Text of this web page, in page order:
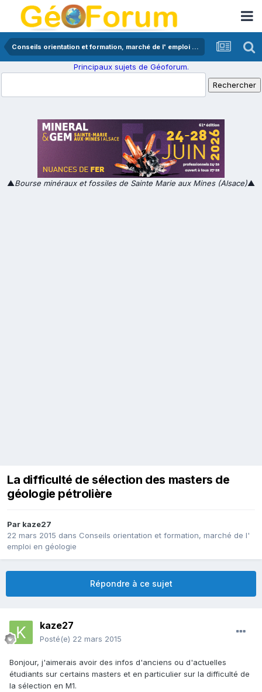
Conseils orientation et formation, marché de l' emploi en géologie
Principaux sujets de Géoforum.
▲Bourse minéraux et fossiles de Sainte Marie aux Mines (Alsace)▲
La difficulté de sélection des masters de
géologie pétrolière
Par kaze27
22 mars 2015 dans Conseils orientation et formation, marché de l'
emploi en géologie
Répondre à ce sujet
kaze27
Posté(e) 22 mars 2015
Bonjour, j'aimerais avoir des infos d'anciens ou d'actuelles
étudiants sur certains masters et en particulier sur la difficulté de
la sélection en M1.